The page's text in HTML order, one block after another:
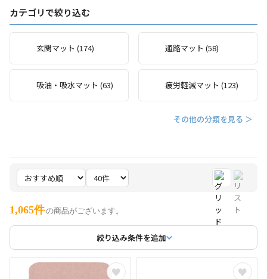
カテゴリで絞り込む
玄関マット (174) 通路マット (58)
吸油・吸水マット (63) 疲労軽減マット (123)
その他の分類を見る ＞
1,065件の商品がございます。
絞り込み条件を追加